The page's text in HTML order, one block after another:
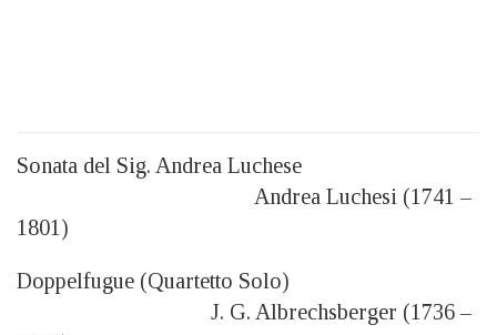
Sonata del Sig. Andrea Luchese
Andrea Luchesi (1741 –
1801)
Doppelfugue (Quartetto Solo)
J. G. Albrechsberger (1736 –